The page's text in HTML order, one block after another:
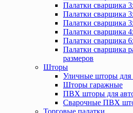
Палатки сварщика
Палатки сварщика
Палатки сварщика
Палатки сварщика
Палатки сварщика
Палатки сварщика
размеров
Шторы
Уличные шторы для
Шторы гаражные
ПВХ шторы для
Сварочные ПВХ
Торговые палатки